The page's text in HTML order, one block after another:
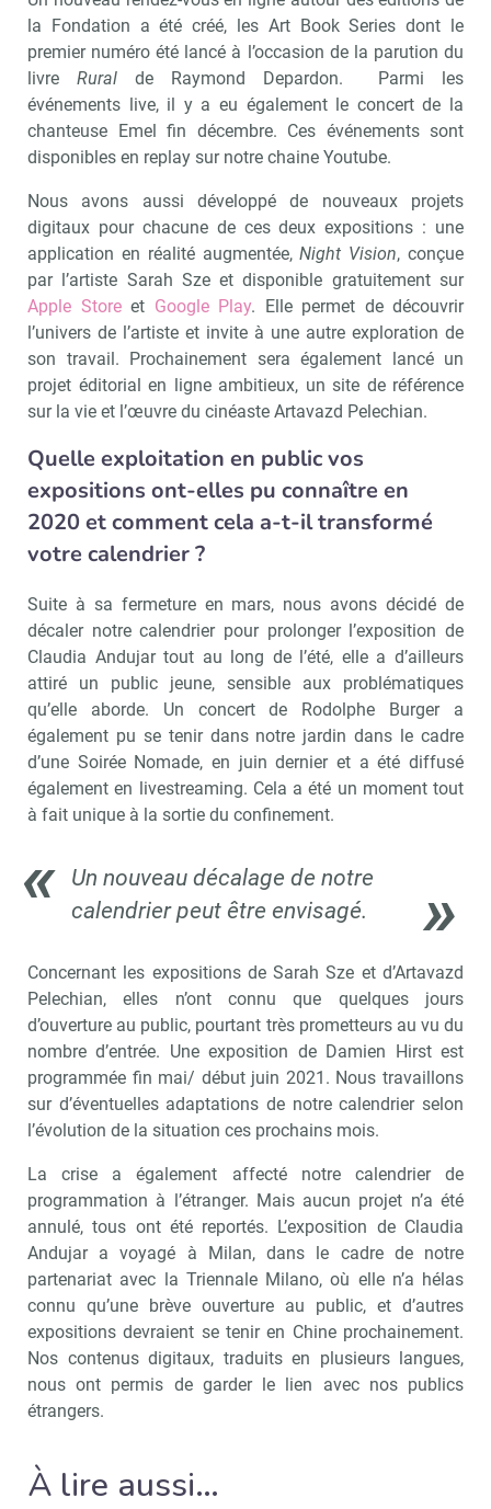
la Fondation a été créé, les Art Book Series dont le
premier numéro été lancé à l’occasion de la parution du
livre Rural de Raymond Depardon. Parmi les
événements live, il y a eu également le concert de la
chanteuse Emel fin décembre. Ces événements sont
disponibles en replay sur notre chaine Youtube.
Nous avons aussi développé de nouveaux projets
digitaux pour chacune de ces deux expositions : une
application en réalité augmentée,Night Vision, conçue
par l’artiste Sarah Sze et disponible gratuitement sur
Apple Storeet Google Play. Elle permet de découvrir
l’univers de l’artiste et invite à une autre exploration de
son travail. Prochainement sera également lancé un
projet éditorial en ligne ambitieux, un site de référence
sur la vie et l’œuvre du cinéaste Artavazd Pelechian.
Quelle exploitation en public vos
expositions ont-elles pu connaître en
2020 et comment cela a-t-il transformé
votre calendrier ?
Suite à sa fermeture en mars, nous avons décidé de
décaler notre calendrier pour prolonger l’exposition de
Claudia Andujar tout au long de l’été, elle a d’ailleurs
attiré un public jeune, sensible aux problématiques
qu’elle aborde. Un concert de Rodolphe Burger a
également pu se tenir dans notre jardin dans le cadre
d’une Soirée Nomade, en juin dernier et a été diffusé
également en livestreaming. Cela a été un moment tout
à fait unique à la sortie du confinement.
Un nouveau décalage de notre
calendrier peut être envisagé.
Concernant les expositions de Sarah Sze et d’Artavazd
Pelechian, elles n’ont connu que quelques jours
d’ouverture au public, pourtant très prometteurs au vu du
nombre d’entrée. Une exposition de Damien Hirst est
programmée fin mai/ début juin 2021. Nous travaillons
sur d’éventuelles adaptations de notre calendrier selon
l’évolution de la situation ces prochains mois.
La crise a également affecté notre calendrier de
programmation à l’étranger. Mais aucun projet n’a été
annulé, tous ont été reportés. L’exposition de Claudia
Andujar a voyagé à Milan, dans le cadre de notre
partenariat avec la Triennale Milano, où elle n’a hélas
connu qu’une brève ouverture au public, et d’autres
expositions devraient se tenir en Chine prochainement.
Nos contenus digitaux, traduits en plusieurs langues,
nous ont permis de garder le lien avec nos publics
étrangers.
À lire aussi…
Recevoir Culture Matin
Valider
Non merci, je reçois déjà
!
Je déciderai plus
tard